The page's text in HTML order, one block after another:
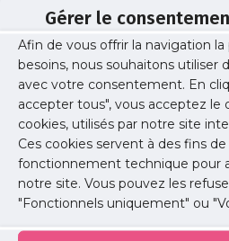
Gérer le
Afin de vous offrir la navigation
besoins, nous souhaitons utiliser
avec votre consentement. En
accepter tous", vous acceptez le
cookies, utilisés par notre site
Ces cookies servent à des fins
fonctionnement technique pour
notre site. Vous pouvez les
"Fonctionnels uniquement" ou
couv-souffrance-au-
urps2
Publié le :7 novembre 2023
Partager cet article :